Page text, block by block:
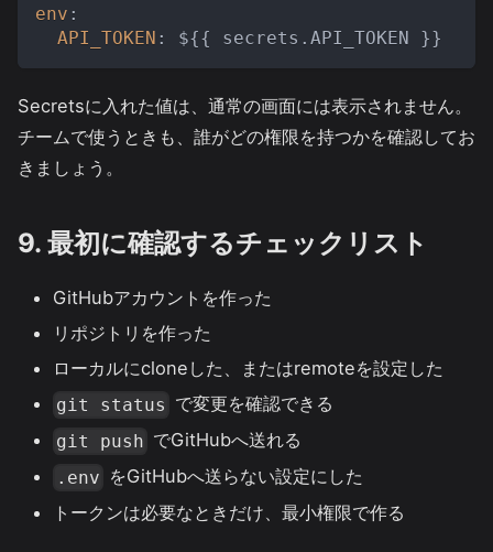
env :
API_TOKEN : ${{ secrets.API_TOKEN }}
Secretsに入れた値は、通常の画面には表示されません。
チームで使うときも、誰がどの権限を持つかを確認してお
きましょう。
9. 最初に確認するチェックリスト
GitHubアカウントを作った
リポジトリを作った
ローカルにcloneした、またはremoteを設定した
git status で変更を確認できる
git push でGitHubへ送れる
.env をGitHubへ送らない設定にした
トークンは必要なときだけ、最小権限で作る